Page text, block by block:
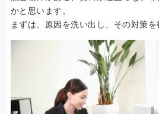
かと思います。
まずは、原因を洗い出し、その対策を